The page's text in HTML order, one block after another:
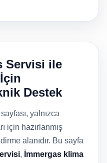
Servisi ile
Destek
sayfası, yalnızca
için hazırlanmış
alanıdır. Bu sayfa
, İmmergas klima